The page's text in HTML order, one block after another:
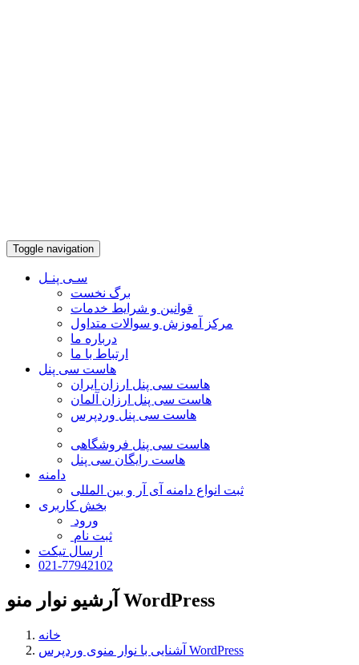
Toggle navigation
سـی پنـل
برگ نخست
قوانین و شرایط خدمات
مرکز آموزش و سوالات متداول
درباره ما
ارتباط با ما
هاست سی پنل
هاست سی پنل ارزان ایران
هاست سی پنل ارزان آلمان
هاست سی پنل وردپرس
هاست سی پنل فروشگاهی
هاست رایگان سی پنل
دامنه
ثبت انواع دامنه آی آر و بین المللی
بخش کاربری
ورود
ثبت نام
ارسال تیکت
021-77942102
آرشیو نوار منو WordPress
خانه
آشنایی با نوار منوی وردپرس WordPress